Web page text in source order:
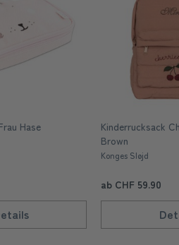
Hase
Kinderrucksack
Brown
Konges Sløjd
ab CHF 59.90